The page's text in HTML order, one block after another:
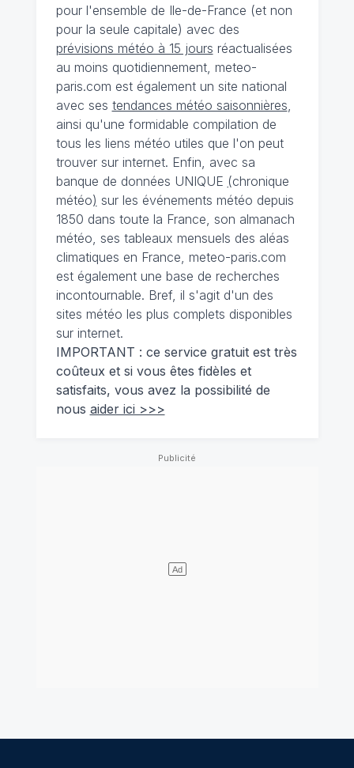
pour l'ensemble de Ile-de-France (et non
pour la seule capitale) avec des
prévisions météo à 15 jours réactualisées
au moins quotidiennement, meteo-
paris.com est également un site national
avec ses tendances météo saisonnières
ainsi qu'une formidable compilation de
tous les liens météo utiles que l'on peut
trouver sur internet. Enfin, avec sa
banque de données UNIQUE (chronique
météo) sur les événements météo depuis
1850 dans toute la France, son almanach
météo, ses tableaux mensuels des aléas
climatiques en France, meteo-paris.com
est également une base de recherches
incontournable. Bref, il s'agit d'un des
sites météo les plus complets disponibles
sur internet.
IMPORTANT : ce service gratuit est très
coûteux et si vous êtes fidèles et
satisfaits, vous avez la possibilité de
nous aider ici >>>